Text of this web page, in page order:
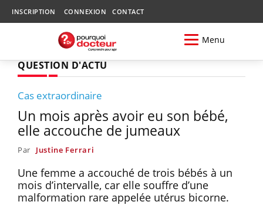
INSCRIPTION CONNEXION CONTACT
Menu
QUESTION D'ACTU
Cas extraordinaire
Un mois après avoir eu son bébé,
elle accouche de jumeaux
Par Justine Ferrari
Une femme a accouché de trois bébés à un
mois d’intervalle, car elle souffre d’une
malformation rare appelée utérus bicorne.